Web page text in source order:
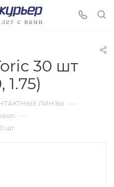
30 шт
1.75)
ЛИНЗЫ —
—
шт